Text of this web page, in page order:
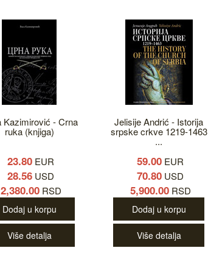
Kazimirović - Crna
ruka (knjiga)
23.80 EUR
28.56 USD
2,380.00RSD
Dodaj u korpu
Više detalja
Jelisije Andrić - Istorija
srpske crkve 1219-1463
...
59.00 EUR
70.80 USD
5,900.00RSD
Dodaj u korpu
Više detalja